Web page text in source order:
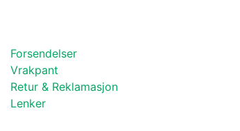
Forsendelser
Vrakpant
Retur & Reklamasjon
Lenker